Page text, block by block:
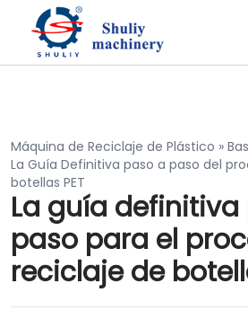
Máquina de Reciclaje de Plástico »
La Guía Definitiva paso a paso del
botellas PET
La guía definitiva
paso para el
reciclaje de